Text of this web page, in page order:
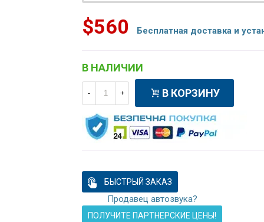
$560 Бесплатная доставка и
В НАЛИЧИИ
- + В КОРЗИНУ
БЫСТРЫЙ ЗАКАЗ
Продавец автозвука?
ПОЛУЧИТЕ ПАРТНЕРСКИЕ ЦЕНЫ!